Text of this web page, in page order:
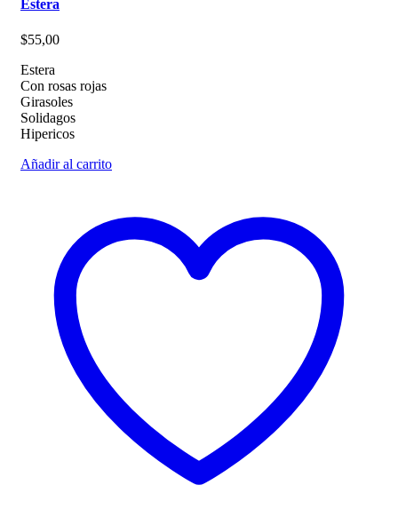
Estera
$55,00
Estera
Con rosas rojas
Girasoles
Solidagos
Hipericos
Añadir al carrito